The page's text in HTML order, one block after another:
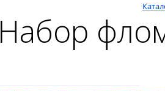
Набор